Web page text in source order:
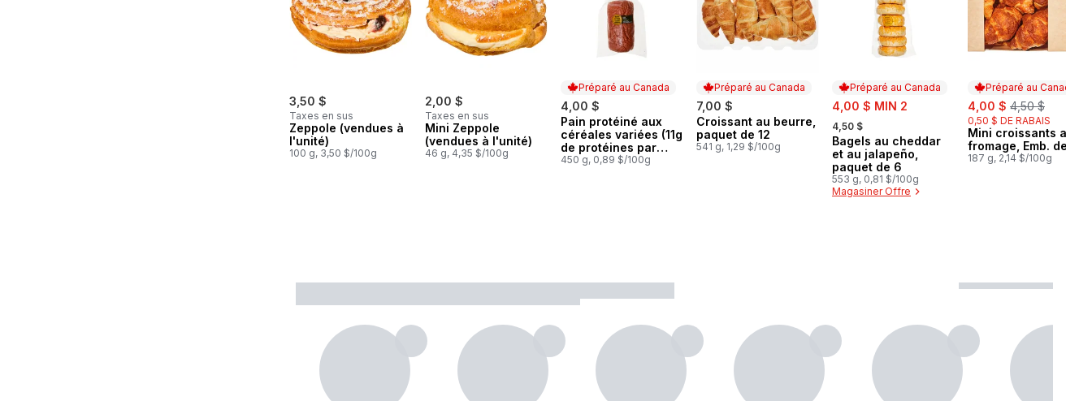
3,50 $
Taxes en sus
Zeppole (vendues à
l'unité)
100 g, 3,50 $/100g
2,00 $
Taxes en sus
Mini Zeppole
(vendues à l'unité)
46 g, 4,35 $/100g
Préparé au Canada
4,00 $
Préparé au Canada
Pain protéiné aux
céréales variées (11g
de protéines par
portion)
450 g, 0,89 $/100g
Préparé au Canada
7,00 $
Préparé au Canada
Croissant au beurre,
paquet de 12
541 g, 1,29 $/100g
Préparé au Canada
sale:
4,00 $ MIN 2
, formerly:
4,50 $
Préparé au Canada
Bagels au cheddar
et au jalapeño,
paquet de 6
553 g, 0,81 $/100g
Magasiner Offre
Préparé au Canada
sale:
4,00 $ , formerly:
4,50 $
0,50 $ DE RABAIS
Préparé au Canada
Mini croissants au
fromage, Emb. de 10
187 g, 2,14 $/100g